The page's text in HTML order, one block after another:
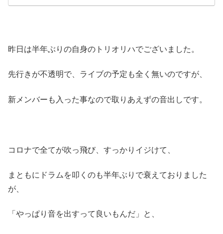
昨日は半年ぶりの自身のトリオリハでございました。
先行きが不透明で、ライブの予定も全く無いのですが、
新メンバーも入った事なので取りあえずの音出しです。
コロナで全てが吹っ飛び、すっかりイジけて、
まともにドラムを叩くのも半年ぶりで衰えておりました
が、
「やっぱり音を出すって良いもんだ」と、